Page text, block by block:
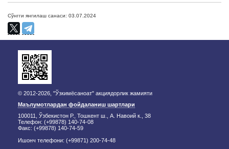
Сўнгги янгилаш санаси: 03.07.2024
© 2012-2026, "Ўзкимёсаноат" акциядорлик жамияти
Маълумотлардан фойдаланиш шартлари
100011, Ўзбекистон Р., Тошкент ш., А. Навоий к., 38
Телефон: (+99878) 140-74-08
Факс: (+99878) 140-74-59
Ишонч телефони: (+99871) 200-74-48